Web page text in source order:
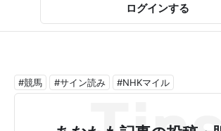
ログインする
#競馬 #サイン読み #NHKマイル